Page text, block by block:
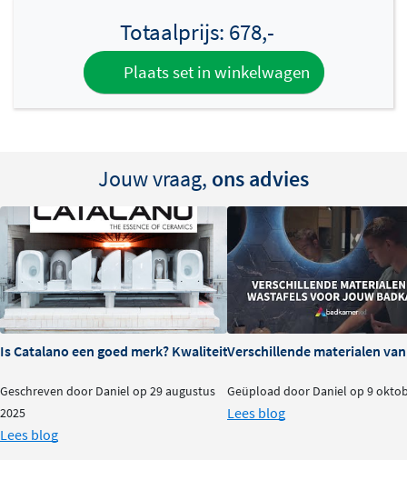
Totaalprijs: 678,-
Plaats set in winkelwagen
Jouw vraag, ons advies
Is Catalano een goed merk? Kwaliteit en ervaringen
Geschreven door Daniel op 29 augustus
2025
Lees blog
Verschillende materialen
Geüpload door Daniel op 9
Lees blog